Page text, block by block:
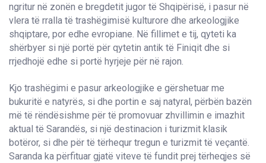
ngritur në zonën e bregdetit jugor të Shqipërisë, i pasur në
vlera të rralla të trashëgimisë kulturore dhe arkeologjike
shqiptare, por edhe evropiane. Në fillimet e tij, qyteti ka
shërbyer si një portë për qytetin antik të Finiqit dhe si
rrjedhojë edhe si portë hyrjeje për në rajon.
Kjo trashëgimi e pasur arkeologjike e gërshetuar me
bukuritë e natyrës, si dhe portin e saj natyral, përbën bazën
më të rëndësishme për të promovuar zhvillimin e imazhit
aktual të Sarandës, si një destinacion i turizmit klasik
botëror, si dhe për të tërhequr tregun e turizmit të veçantë.
Saranda ka përfituar gjatë viteve të fundit prej tërheqjes së